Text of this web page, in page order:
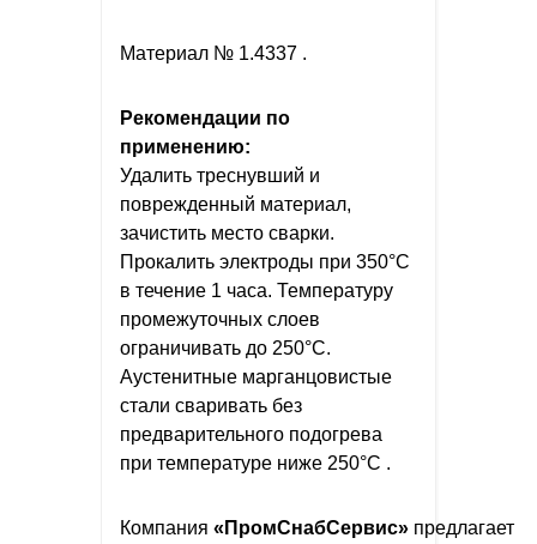
Материал № 1.4337 .
Рекомендации по
применению:
Удалить треснувший и
поврежденный материал,
зачистить место сварки.
Прокалить электроды при 350°C
в течение 1 часа. Температуру
промежуточных слоев
ограничивать до 250°C.
Аустенитные марганцовистые
стали сваривать без
предварительного подогрева
при температуре ниже 250°C .
Компания «ПромСнабСервис» предлагает